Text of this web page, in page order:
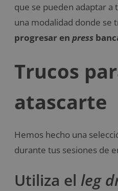
que se pueden adaptar a
una modalidad donde se
progresar en press
Trucos
atascarte
Hemos hecho una
durante tus sesiones de
Utiliza el leg